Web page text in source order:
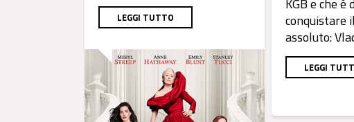
KGB e che
conquistare
assoluto:
LEGGI
LEGGI TUTTO